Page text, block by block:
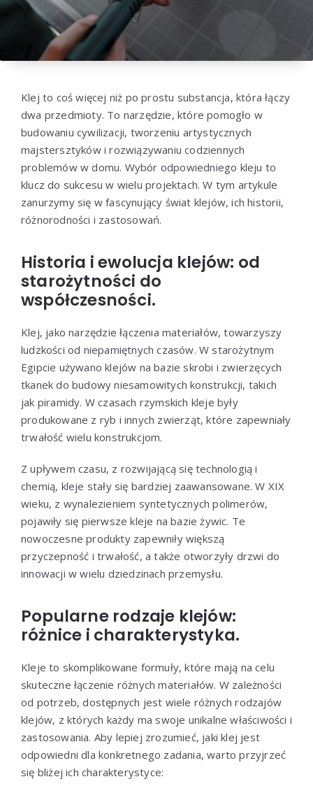
Klej to coś więcej niż po prostu substancja, która łączy
dwa przedmioty. To narzędzie, które pomogło w
budowaniu cywilizacji, tworzeniu artystycznych
majstersztyków i rozwiązywaniu codziennych
problemów w domu. Wybór odpowiedniego kleju to
klucz do sukcesu w wielu projektach. W tym artykule
zanurzymy się w fascynujący świat klejów, ich historii,
różnorodności i zastosowań.
Historia i ewolucja klejów: od
starożytności do
współczesności.
Klej, jako narzędzie łączenia materiałów, towarzyszy
ludzkości od niepamiętnych czasów. W starożytnym
Egipcie używano klejów na bazie skrobi i zwierzęcych
tkanek do budowy niesamowitych konstrukcji, takich
jak piramidy. W czasach rzymskich kleje były
produkowane z ryb i innych zwierząt, które zapewniały
trwałość wielu konstrukcjom.
Z upływem czasu, z rozwijającą się technologią i
chemią, kleje stały się bardziej zaawansowane. W XIX
wieku, z wynalezieniem syntetycznych polimerów,
pojawiły się pierwsze kleje na bazie żywic. Te
nowoczesne produkty zapewniły większą
przyczepność i trwałość, a także otworzyły drzwi do
innowacji w wielu dziedzinach przemysłu.
Popularne rodzaje klejów:
różnice i charakterystyka.
Kleje to skomplikowane formuły, które mają na celu
skuteczne łączenie różnych materiałów. W zależności
od potrzeb, dostępnych jest wiele różnych rodzajów
klejów, z których każdy ma swoje unikalne właściwości i
zastosowania. Aby lepiej zrozumieć, jaki klej jest
odpowiedni dla konkretnego zadania, warto przyjrzeć
się bliżej ich charakterystyce: